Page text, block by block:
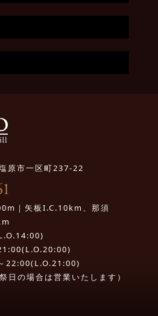
原市一区町237-22
｜矢板I.C.10km、那須
22:00(L.O.21:00)
日の場合は営業いたします）